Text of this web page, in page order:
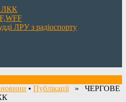
ЛКК
ЛРУ з радіоспорту
• Публікації» ЧЕРГОВЕ